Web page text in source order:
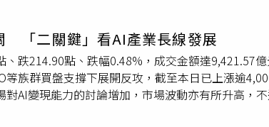
運勢
運動
梅酒
「二關鍵」看AI產業長線發展
、跌214.90點、跌幅0.48%，成交金額達9,421.57
等族群買盤支撐下展開反攻，截至本日已上漲逾
AI變現能力的討論增加，市場波動亦有所升高，
出規劃並未出現明顯改變。林怡君指出，近期科